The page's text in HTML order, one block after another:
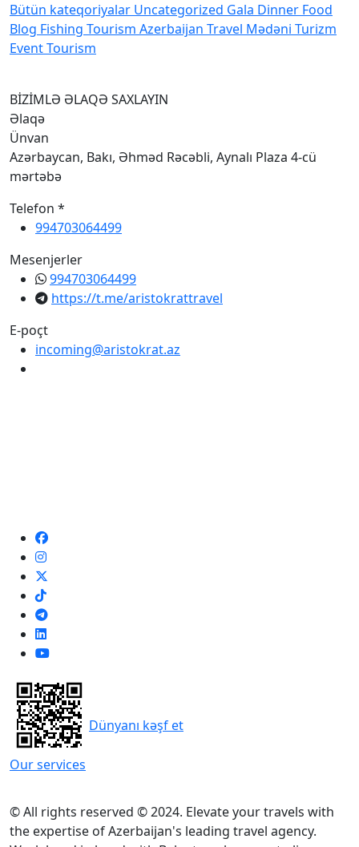
Bütün kateqoriyalar Uncategorized Gala Dinner Food
Blog Fishing Tourism Azerbaijan Travel Mədəni Turizm
Event Tourism
BİZİMLƏ ƏLAQƏ SAXLAYIN
Əlaqə
Ünvan
Azərbaycan, Bakı, Əhməd Rəcəbli, Aynalı Plaza 4-cü
mərtəbə
Telefon *
994703064499
Mesenjerler
994703064499
https://t.me/aristokrattravel
E-poçt
incoming@aristokrat.az
Our services
Dünyanı kəşf et
© All rights reserved © 2024. Elevate your travels with
the expertise of Azerbaijan's leading travel agency.